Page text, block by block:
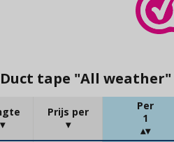
tape "All weather"
Prijs per
Per
1